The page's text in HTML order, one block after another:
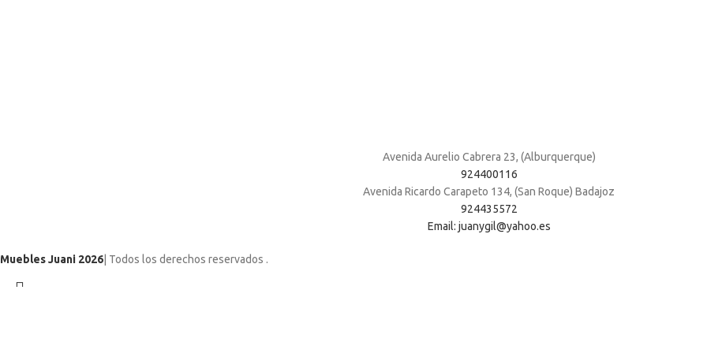
Avenida Aurelio Cabrera 23, (Alburquerque)
924400116
Avenida Ricardo Carapeto 134, (San Roque) Badajoz
924435572
Email: juanygil@yahoo.es
Muebles Juani 2026 | Todos los derechos reservados .